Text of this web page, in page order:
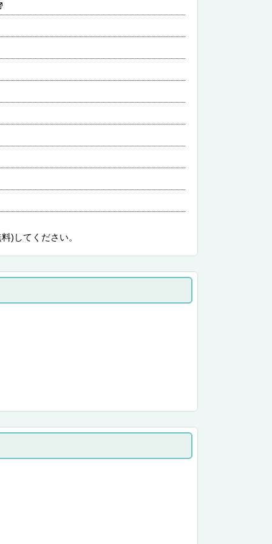
)してください。